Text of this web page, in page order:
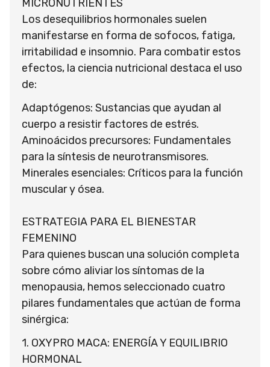
MICRONUTRIENTES
Los desequilibrios hormonales suelen
manifestarse en forma de sofocos, fatiga,
irritabilidad e insomnio. Para combatir estos
efectos, la ciencia nutricional destaca el uso
de:
Adaptógenos: Sustancias que ayudan al
cuerpo a resistir factores de estrés.
Aminoácidos precursores: Fundamentales
para la síntesis de neurotransmisores.
Minerales esenciales: Críticos para la función
muscular y ósea.
ESTRATEGIA PARA EL BIENESTAR
FEMENINO
Para quienes buscan una solución completa
sobre cómo aliviar los síntomas de la
menopausia, hemos seleccionado cuatro
pilares fundamentales que actúan de forma
sinérgica:
1. OXYPRO MACA: ENERGÍA Y EQUILIBRIO
HORMONAL